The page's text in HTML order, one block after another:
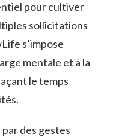
pour cultiver
sollicitations
s’impose
mentale et à la
le temps
des gestes